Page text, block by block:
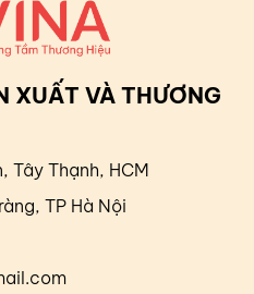
XUẤT VÀ THƯƠNG
Tây Thạnh, HCM
TP Hà Nội